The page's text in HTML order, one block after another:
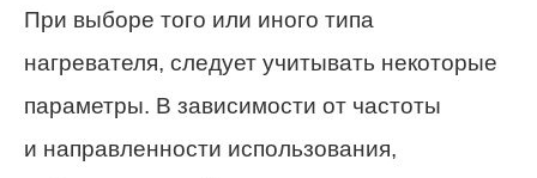
При выборе того или иного типа
нагревателя, следует учитывать некоторые
параметры. В зависимости от частоты
и направленности использования,